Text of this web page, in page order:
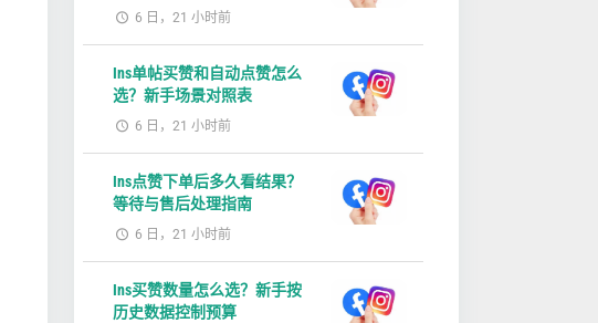
6 日，21 小时前
Ins单帖买赞和自动点赞怎么
选？新手场景对照表
6 日，21 小时前
Ins点赞下单后多久看结果？
等待与售后处理指南
6 日，21 小时前
Ins买赞数量怎么选？新手按
历史数据控制预算